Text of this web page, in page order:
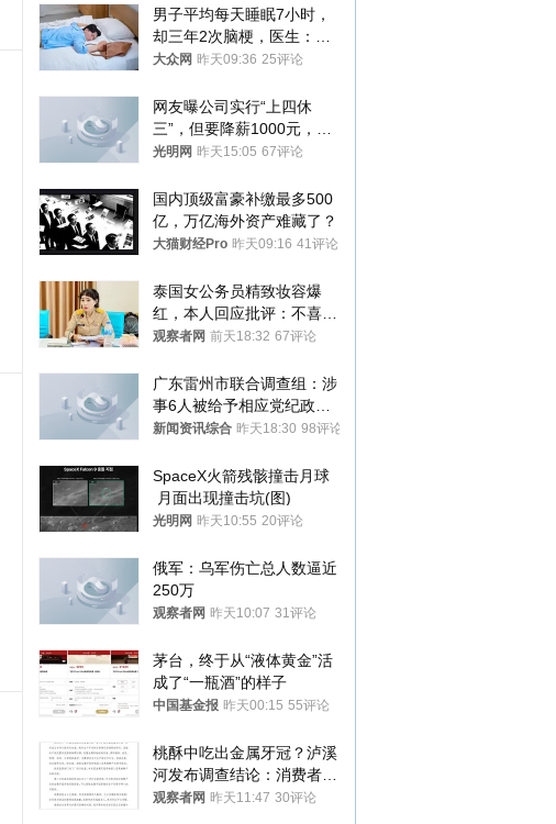
男子平均每天睡眠7小时，
却三年2次脑梗，医生：这
样睡觉更伤身
大众网 昨天09:36 25评论
网友曝公司实行“上四休
三”，但要降薪1000元，不
接受只能辞职
光明网 昨天15:05 67评论
国内顶级富豪补缴最多500
亿，万亿海外资产难藏了？
大猫财经Pro 昨天09:16 41评论
泰国女公务员精致妆容爆
红，本人回应批评：不喜欢
就别看
观察者网 前天18:32 67评论
广东雷州市联合调查组：涉
事6人被给予相应党纪政务
处分和组织处理
新闻资讯综合 昨天18:30 98评论
SpaceX火箭残骸撞击月球
月面出现撞击坑(图)
光明网 昨天10:55 20评论
俄军：乌军伤亡总人数逼近
250万
观察者网 昨天10:07 31评论
茅台，终于从“液体黄金”活
成了“一瓶酒”的样子
中国基金报 昨天00:15 55评论
桃酥中吃出金属牙冠？泸溪
河发布调查结论：消费者已
澄清，所发视频情况不属实
观察者网 昨天11:47 30评论